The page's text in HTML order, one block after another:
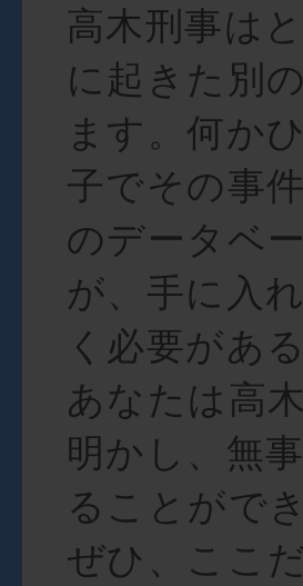
高木刑事は
に起きた別
ます。何か
子でその事
のデータベ
が、手に入
く必要があ
あなたは高
明かし、無
ることがで
ぜひ、ここ